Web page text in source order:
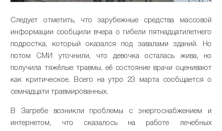
Следует отметить, что зарубежные средства массовой
информации сообщили вчера о гибели пятнадцатилетнего
подростка, который оказался под завалами зданий. Но
потом СМИ уточнили, что девочка осталась жива, но
получила тяжёлые травмы, её состояние врачи оценивают
как критическое. Всего на утро 23 марта сообщается о
семнадцати травмированных.
В Загребе возникли проблемы с энергоснабжением и
интернетом, что сказалось на работе лечебных